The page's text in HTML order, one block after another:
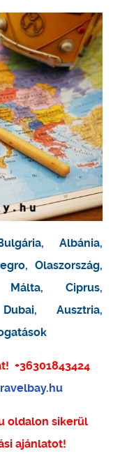
,Albánia,
, Olaszország,
Málta,Ciprus,
Dubai,Ausztria,
+36301843424
oldalon sikerül
ajánlatot!